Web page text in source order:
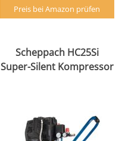
Preis bei Amazon prüfen
Scheppach HC25Si
Super-Silent Kompressor